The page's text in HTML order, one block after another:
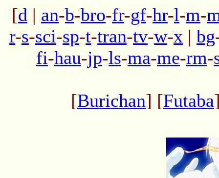
[d | an-b-bro-fr-gf-hr-l-m-
r-s-sci-sp-t-tran-tv-w-x | bg
fi-hau-jp-ls-ma-me-rm-
[Burichan] [Futaba